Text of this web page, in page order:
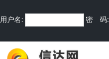
用户名: 密 码: